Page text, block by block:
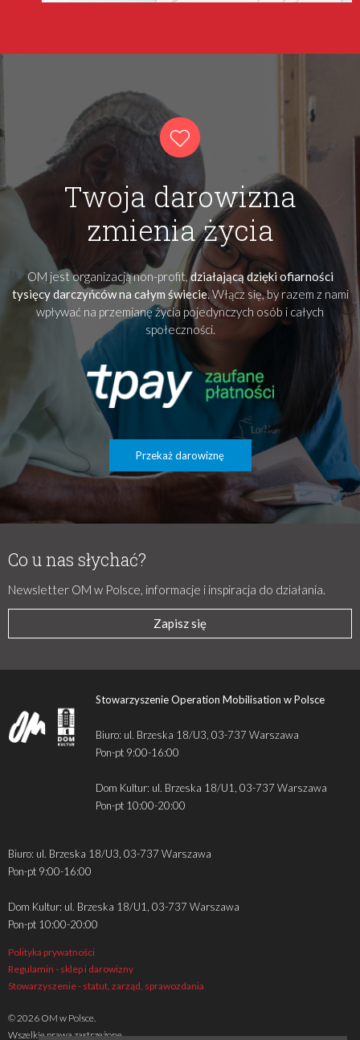
Twoja darowizna
zmienia życia
OM jest organizacją non-profit,działającą dzięki ofiarności
tysięcy darczyńców na całym świecie. Włącz się, by razem z nami
wpływać na przemianę życia pojedynczych osób i całych
społeczności.
Przekaż darowiznę
Co u nas słychać?
Newsletter OM w Polsce, informacje i inspiracja do działania.
Zapisz się
Stowarzyszenie Operation Mobilisation w Polsce
Biuro: ul. Brzeska 18/U3, 03-737 Warszawa
Pon-pt 9:00-16:00
Dom Kultur: ul. Brzeska 18/U1, 03-737 Warszawa
Pon-pt 10:00-20:00
Biuro: ul. Brzeska 18/U3, 03-737 Warszawa
Pon-pt 9:00-16:00
Dom Kultur: ul. Brzeska 18/U1, 03-737 Warszawa
Pon-pt 10:00-20:00
Polityka prywatności
Regulamin - sklep i darowizny
Stowarzyszenie - statut, zarząd, sprawozdania
© 2026 OM w Polsce.
Wszelkie prawa zastrzeżone